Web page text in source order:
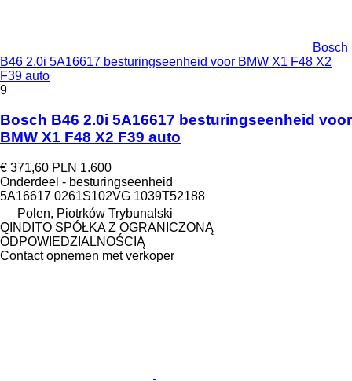
Bosch
B46 2.0i 5A16617 besturingseenheid voor BMW X1 F48 X2
F39 auto
9
Bosch B46 2.0i 5A16617 besturingseenheid voor
BMW X1 F48 X2 F39 auto
€ 371,60 PLN 1.600
Onderdeel - besturingseenheid
5A16617 0261S102VG 1039T52188
Polen, Piotrków Trybunalski
QINDITO SPÓŁKA Z OGRANICZONĄ
ODPOWIEDZIALNOŚCIĄ
Contact opnemen met verkoper